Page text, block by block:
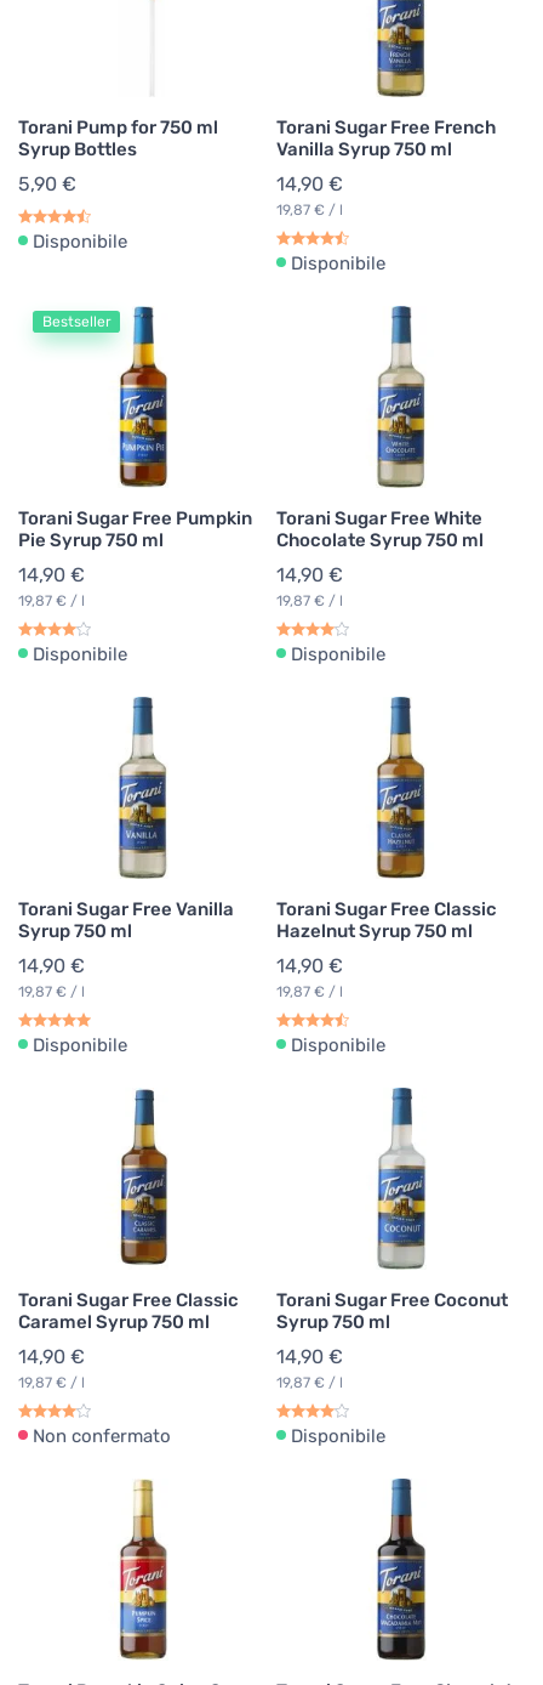
Torani Pump for 750 ml
Syrup Bottles
5,90 €
Disponibile
Torani Sugar Free French
Vanilla Syrup 750 ml
14,90 €
19,87 € / l
Disponibile
Bestseller
Torani Sugar Free Pumpkin
Pie Syrup 750 ml
14,90 €
19,87 € / l
Disponibile
Torani Sugar Free White
Chocolate Syrup 750 ml
14,90 €
19,87 € / l
Disponibile
Torani Sugar Free Vanilla
Syrup 750 ml
14,90 €
19,87 € / l
Disponibile
Torani Sugar Free Classic
Hazelnut Syrup 750 ml
14,90 €
19,87 € / l
Disponibile
Torani Sugar Free Classic
Caramel Syrup 750 ml
14,90 €
19,87 € / l
Non confermato
Torani Sugar Free Coconut
Syrup 750 ml
14,90 €
19,87 € / l
Disponibile